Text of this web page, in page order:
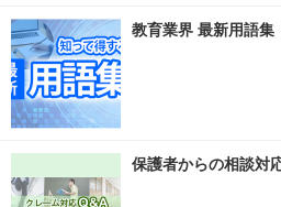
教育業界 最新用語集
保護者からの相談対